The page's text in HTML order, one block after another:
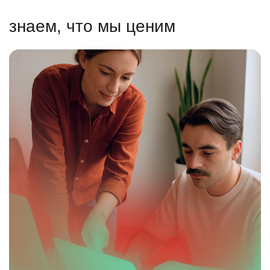
знаем, что мы ценим